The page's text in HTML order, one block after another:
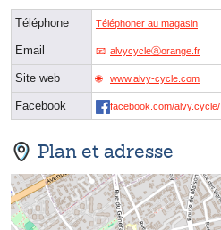
Téléphone Téléphoner au magasin
Email alvycycleⓐorange.fr
Site web www.alvy-cycle.com
Facebook facebook.com/alvy.cycle/
Plan et adresse